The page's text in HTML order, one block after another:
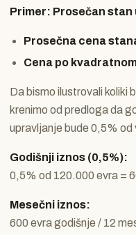
Primer: Prosečan stan
Prosečna cena
Cena po
Da bismo ilustrovali koliki
krenimo od predloga da
upravljanje bude 0,5% od
Godišnji iznos (0,5%):
0,5% od 120.000 evra =
Mesečni iznos:
600 evra godišnje / 12